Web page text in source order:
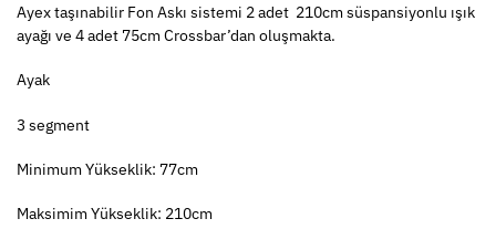
Ayex taşınabilir Fon Askı sistemi 2 adet 210cm süspansiyonlu ışık
ayağı ve 4 adet 75cm Crossbar’dan oluşmakta.
Ayak
3 segment
Minimum Yükseklik: 77cm
Maksimim Yükseklik: 210cm